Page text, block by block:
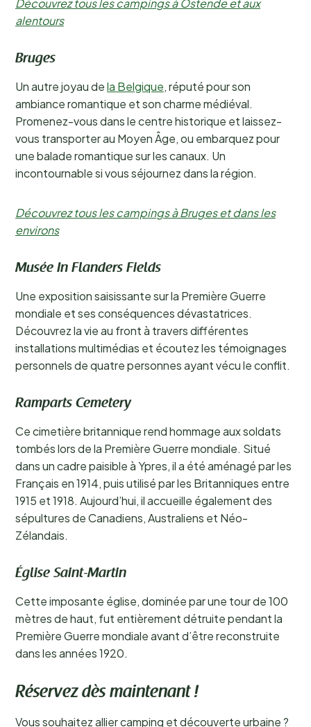
Découvrez tous les campings à Ostende et aux
alentours
Bruges
Un autre joyau dela Belgique, réputé pour son
ambiance romantique et son charme médiéval.
Promenez-vous dans le centre historique et laissez-
vous transporter au Moyen Âge, ou embarquez pour
une balade romantique sur les canaux. Un
incontournable si vous séjournez dans la région.
Découvrez tous les campings à Bruges et dans les
environs
Musée In Flanders Fields
Une exposition saisissante sur la Première Guerre
mondiale et ses conséquences dévastatrices.
Découvrez la vie au front à travers différentes
installations multimédias et écoutez les témoignages
personnels de quatre personnes ayant vécu le conflit.
Ramparts Cemetery
Ce cimetière britannique rend hommage aux soldats
tombés lors de la Première Guerre mondiale. Situé
dans un cadre paisible à Ypres, il a été aménagé par les
Français en 1914, puis utilisé par les Britanniques entre
1915 et 1918. Aujourd’hui, il accueille également des
sépultures de Canadiens, Australiens et Néo-
Zélandais.
Église Saint-Martin
Cette imposante église, dominée par une tour de 100
mètres de haut, fut entièrement détruite pendant la
Première Guerre mondiale avant d’être reconstruite
dans les années 1920.
Réservez dès maintenant !
Vous souhaitez allier camping et découverte urbaine ?